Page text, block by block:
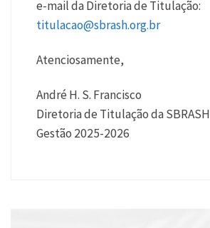
e-mail da Diretoria de Titulação:
titulacao@sbrash.org.br
Atenciosamente,
André H. S. Francisco
Diretoria de Titulação da SBRASH
Gestão 2025-2026